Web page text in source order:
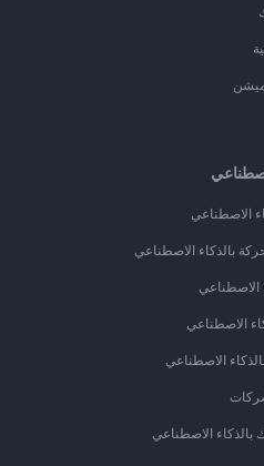
الاصطناعي
بالذكاء الاصطناعي
الاصطناعي
الاصطناعي
الاصطناعي
الاصطناعي